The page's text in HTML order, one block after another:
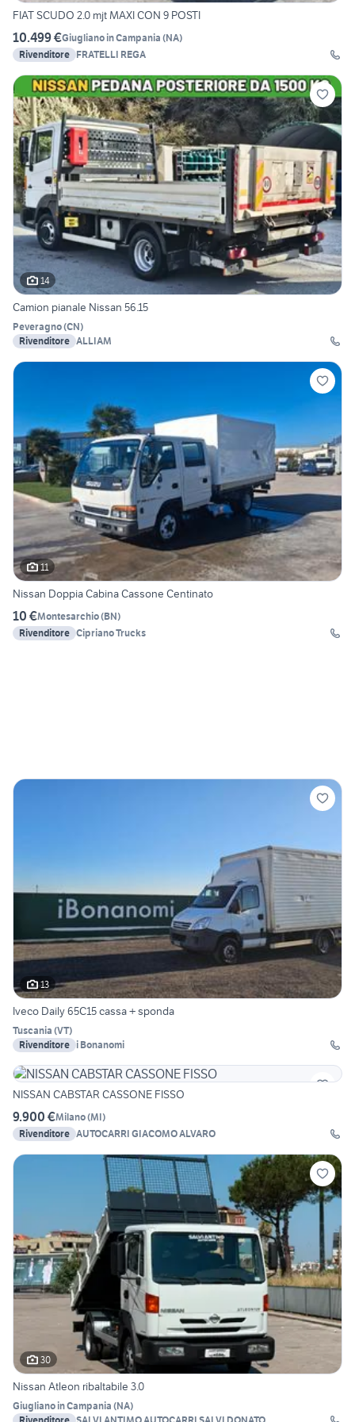
FIAT SCUDO 2.0 mjt MAXI CON 9 POSTI
10.499 €Giugliano in Campania (NA)
Rivenditore FRATELLI REGA
14
Camion pianale Nissan 56.15
Peveragno(CN)
Rivenditore ALLIAM
11
Nissan Doppia Cabina Cassone Centinato
10 €Montesarchio(BN)
Rivenditore Cipriano Trucks
13
Iveco Daily 65C15 cassa + sponda
Tuscania (VT)
Rivenditore i Bonanomi
NISSAN CABSTAR CASSONE FISSO
9.900 €Milano(MI)
Rivenditore
AUTOCARRI GIACOMO ALVARO
30
Nissan Atleon ribaltabile 3.0
Giugliano in Campania (NA)